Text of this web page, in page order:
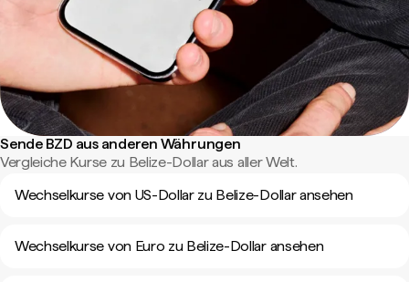
Sende BZD aus anderen Währungen
Vergleiche Kurse zu Belize-Dollar aus aller Welt.
Wechselkurse von US-Dollar zu Belize-Dollar ansehen
Wechselkurse von Euro zu Belize-Dollar ansehen